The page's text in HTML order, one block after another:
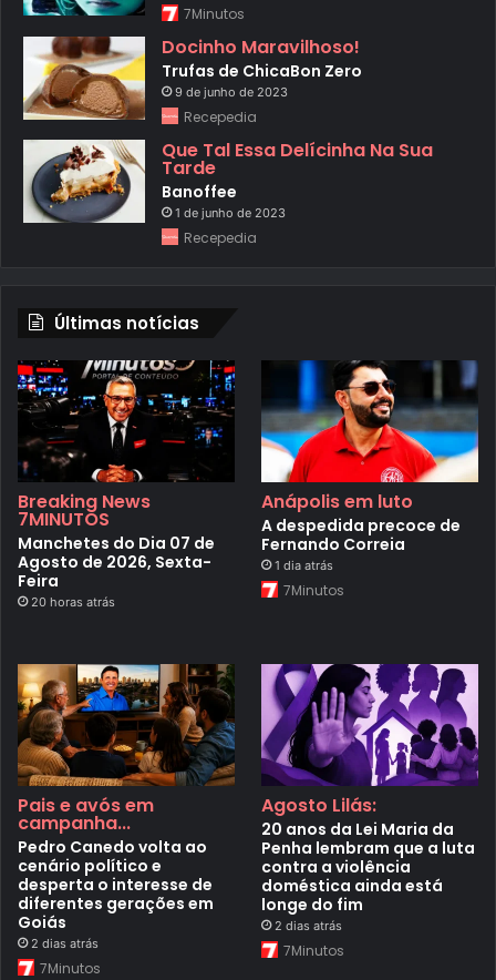
7Minutos
Docinho Maravilhoso!
Trufas de ChicaBon Zero
9 de junho de 2023
Recepedia
Que Tal Essa Delícinha Na Sua
Tarde
Banoffee
1 de junho de 2023
Recepedia
Últimas notícias
Breaking News
7MINUTOS
Manchetes do Dia 07 de
Agosto de 2026, Sexta-
Feira
20 horas atrás
Anápolis em luto
A despedida precoce de
Fernando Correia
1 dia atrás
7Minutos
Pais e avós em
campanha...
Pedro Canedo volta ao
cenário político e
desperta o interesse de
diferentes gerações em
Goiás
2 dias atrás
7Minutos
Agosto Lilás:
20 anos da Lei Maria da
Penha lembram que a luta
contra a violência
doméstica ainda está
longe do fim
2 dias atrás
7Minutos